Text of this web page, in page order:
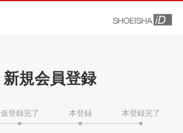
新規会員登録
仮登録完了 本登録 本登録完了